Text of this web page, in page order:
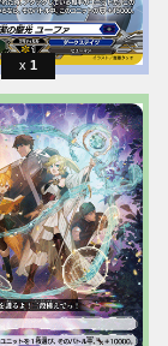
1